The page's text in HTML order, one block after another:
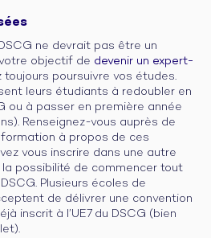
ne devrait pas être un
objectif de devenir un expert-
toujours poursuivre vos études.
leurs étudiants à redoubler en
ou à passer en première année
Renseignez-vous auprès de
à propos de ces
vous inscrire dans une autre
la possibilité de commencer tout
Plusieurs écoles de
de délivrer une convention
inscrit à l’UE7 du DSCG (bien